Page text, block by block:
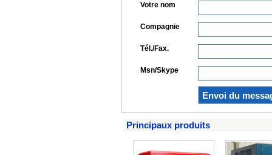
Votre nom
Compagnie
Tél./Fax.
Msn/Skype
Principaux produits